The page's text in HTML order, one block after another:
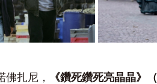
扎尼， 《鑽死鑽死亮晶晶》（